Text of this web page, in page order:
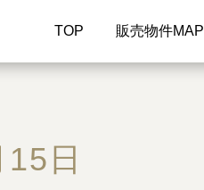
TOP 販売物件MAP
日